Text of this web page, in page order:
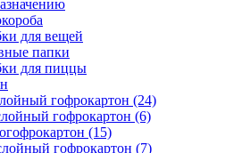
для вещей
папки
для пиццы
гофрокартон (24)
гофрокартон (6)
(15)
гофрокартон (7)